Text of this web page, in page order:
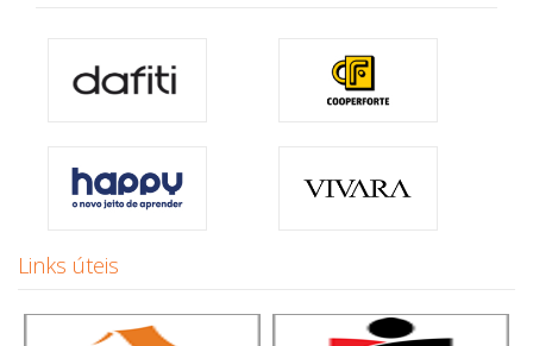
Links úteis